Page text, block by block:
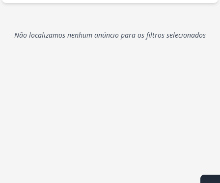
Não localizamos nenhum anúncio para os filtros selecionados